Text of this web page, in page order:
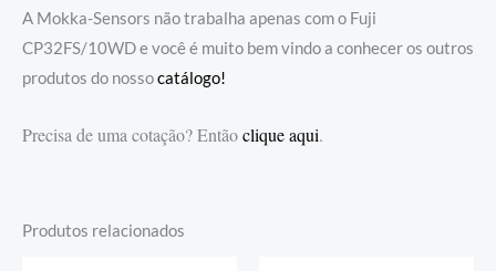
A Mokka-Sensors não trabalha apenas com o Fuji
CP32FS/10WD e você é muito bem vindo a conhecer os outros
produtos do nossocatálogo!
Precisa de uma cotação? Entãoclique aqui.
Produtos relacionados